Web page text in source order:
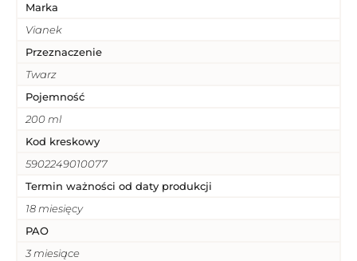
Marka
Vianek
Przeznaczenie
Twarz
Pojemność
200 ml
Kod kreskowy
5902249010077
Termin ważności od daty produkcji
18 miesięcy
PAO
3 miesiące